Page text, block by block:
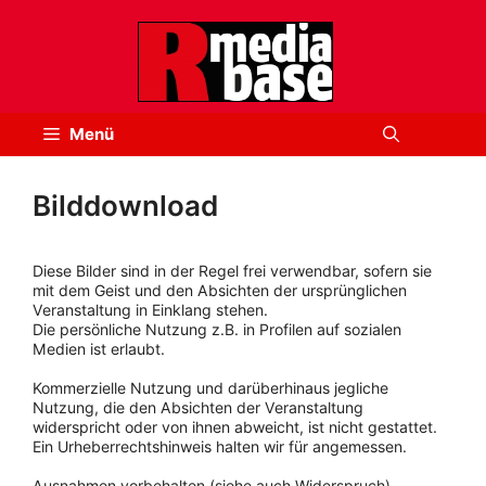
Menü
Bilddownload
Diese Bilder sind in der Regel frei verwendbar, sofern sie
mit dem Geist und den Absichten der ursprünglichen
Veranstaltung in Einklang stehen.
Die persönliche Nutzung z.B. in Profilen auf sozialen
Medien ist erlaubt.
Kommerzielle Nutzung und darüberhinaus jegliche
Nutzung, die den Absichten der Veranstaltung
widerspricht oder von ihnen abweicht, ist nicht gestattet.
Ein Urheberrechtshinweis halten wir für angemessen.